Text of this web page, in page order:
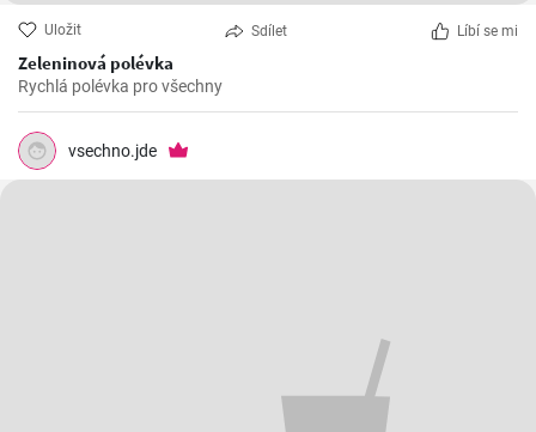
Uložit Sdílet Líbí se mi
Zeleninová polévka
Rychlá polévka pro všechny
vsechno.jde